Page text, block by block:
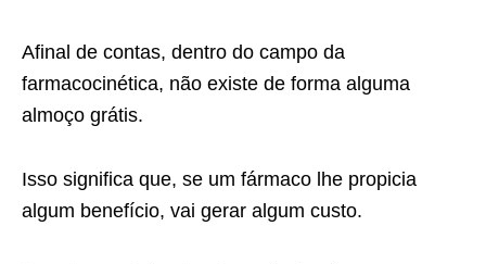
Afinal de contas, dentro do campo da
farmacocinética, não existe de forma alguma
almoço grátis.
Isso significa que, se um fármaco lhe propicia
algum benefício, vai gerar algum custo.